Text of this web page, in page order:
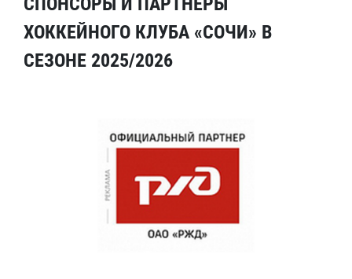
ХОККЕЙНОГО КЛУБА «СОЧИ» В
СЕЗОНЕ 2025/2026